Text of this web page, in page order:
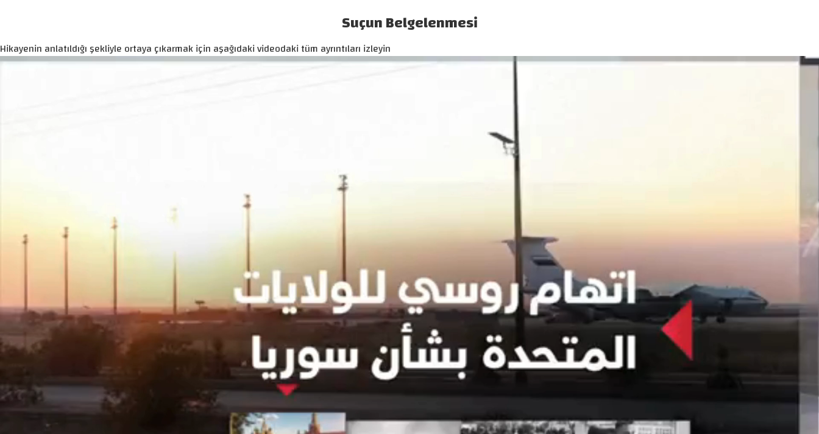
Suçun Belgelenmesi
Hikayenin anlatıldığı şekliyle ortaya çıkarmak için aşağıdaki videodaki tüm ayrıntıları izleyin